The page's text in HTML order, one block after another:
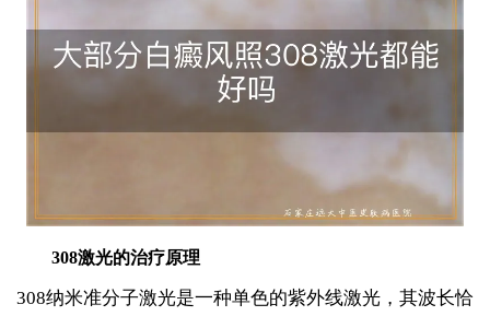
308激光的治疗原理
308纳米准分子激光是一种单色的紫外线激光，其波长恰